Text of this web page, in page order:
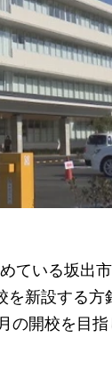
ている坂出
新設する方
開校を目指